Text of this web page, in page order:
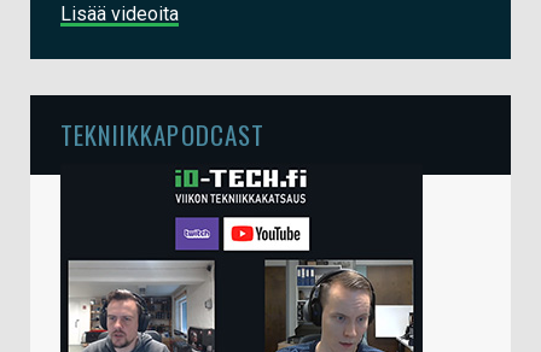
Lisää videoita
TEKNIIKKAPODCAST